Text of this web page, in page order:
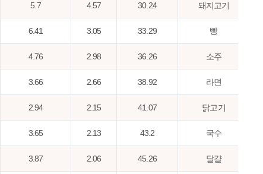
5.7 4.57 30.24 돼지고기
6.41 3.05 33.29 빵
4.76 2.98 36.26 소주
3.66 2.66 38.92 라면
2.94 2.15 41.07 닭고기
3.65 2.13 43.2 국수
3.87 2.06 45.26 달걀